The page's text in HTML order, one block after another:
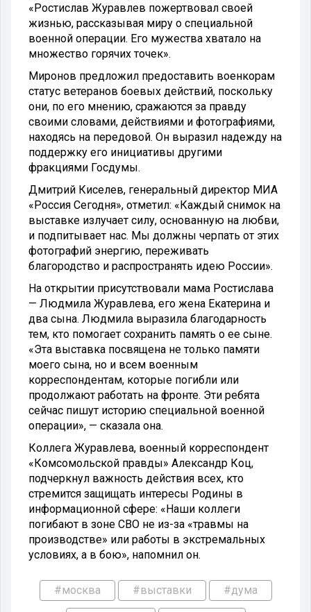
«Ростислав Журавлев пожертвовал своей
жизнью, рассказывая миру о специальной
военной операции. Его мужества хватало на
множество горячих точек».
Миронов предложил предоставить военкорам
статус ветеранов боевых действий, поскольку
они, по его мнению, сражаются за правду
своими словами, действиями и фотографиями,
находясь на передовой. Он выразил надежду на
поддержку его инициативы другими
фракциями Госдумы.
Дмитрий Киселев, генеральный директор МИА
«Россия Сегодня», отметил: «Каждый снимок на
выставке излучает силу, основанную на любви,
и подпитывает нас. Мы должны черпать от этих
фотографий энергию, переживать
благородство и распространять идею России».
На открытии присутствовали мама Ростислава
— Людмила Журавлева, его жена Екатерина и
два сына. Людмила выразила благодарность
тем, кто помогает сохранить память о ее сыне.
«Эта выставка посвящена не только памяти
моего сына, но и всем военным
корреспондентам, которые погибли или
продолжают работать на фронте. Эти ребята
сейчас пишут историю специальной военной
операции», — сказала она.
Коллега Журавлева, военный корреспондент
«Комсомольской правды» Александр Коц,
подчеркнул важность действия всех, кто
стремится защищать интересы Родины в
информационной сфере: «Наши коллеги
погибают в зоне СВО не из-за «травмы на
производстве» или работы в экстремальных
условиях, а в бою», напомнил он.
#москва #выставки #дума